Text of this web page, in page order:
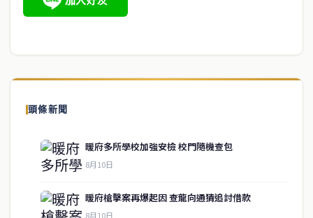
頭條新聞
暖府多所學校加強安檢 校門隨機查包
8月10日
暖府槍擊案再爆起因 查龍向通猜追討借款
8月10日